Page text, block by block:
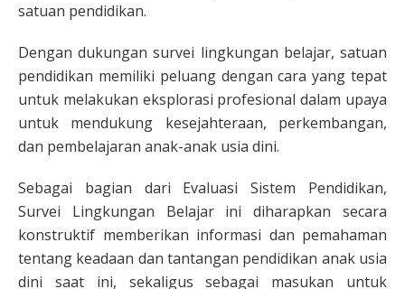
satuan pendidikan.
Dengan dukungan survei lingkungan belajar, satuan
pendidikan memiliki peluang dengan cara yang tepat
untuk melakukan eksplorasi profesional dalam upaya
untuk mendukung kesejahteraan, perkembangan,
dan pembelajaran anak-anak usia dini.
Sebagai bagian dari Evaluasi Sistem Pendidikan,
Survei Lingkungan Belajar ini diharapkan secara
konstruktif memberikan informasi dan pemahaman
tentang keadaan dan tantangan pendidikan anak usia
dini saat ini, sekaligus sebagai masukan untuk